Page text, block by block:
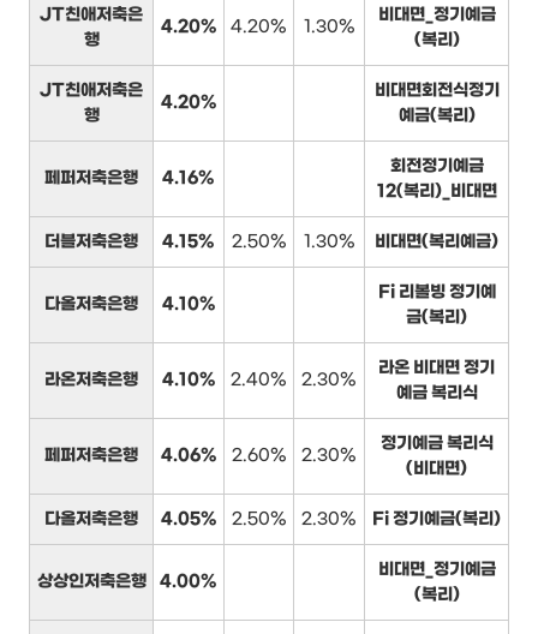
JT친애저축은
행
4.20% 4.20% 1.30%
비대면_정기예금
(복리)
JT친애저축은
행
4.20%
비대면회전식정기
예금(복리)
페퍼저축은행 4.16%
회전정기예금
12(복리)_비대면
더블저축은행 4.15% 2.50% 1.30% 비대면(복리예금)
다올저축은행 4.10%
Fi 리볼빙 정기예
금(복리)
라온저축은행 4.10% 2.40% 2.30%
라온 비대면 정기
예금 복리식
페퍼저축은행 4.06% 2.60% 2.30%
정기예금 복리식
(비대면)
다올저축은행 4.05% 2.50% 2.30% Fi 정기예금(복리)
상상인저축은행 4.00%
비대면_정기예금
(복리)